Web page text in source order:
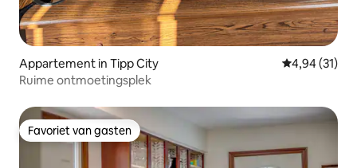
Appartement in Tipp City Gemiddelde
4,94 (31)
Ruime ontmoetingsplek
Favoriet van gasten
Favoriet van gasten